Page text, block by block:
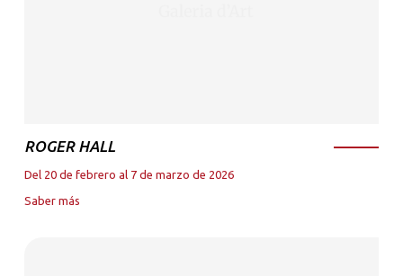
ROGER HALL
Del 20 de febrero al 7 de marzo de 2026
Saber más